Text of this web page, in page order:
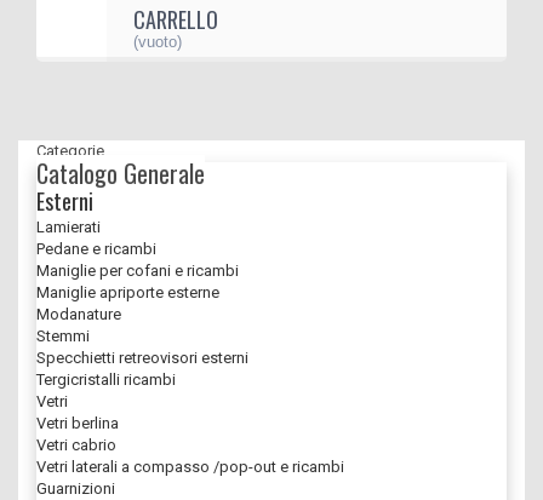
CARRELLO
(vuoto)
Categorie
Catalogo Generale
Esterni
Lamierati
Pedane e ricambi
Maniglie per cofani e ricambi
Maniglie apriporte esterne
Modanature
Stemmi
Specchietti retreovisori esterni
Tergicristalli ricambi
Vetri
Vetri berlina
Vetri cabrio
Vetri laterali a compasso /pop-out e ricambi
Guarnizioni